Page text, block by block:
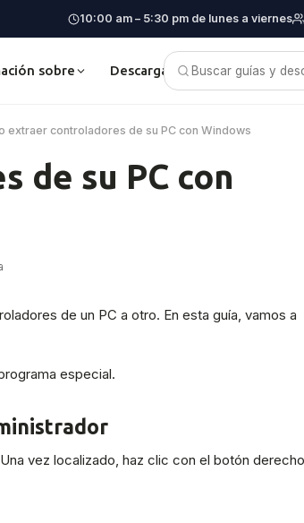
10:00 am – 5:30 pm de lunes a viernes
sobre Descargas 503 Blog
extraer controladores de su PC con Windows
de su PC con
de un PC a otro. En esta guía, vamos a
especial.
vez localizado, haz clic con el botón derecho